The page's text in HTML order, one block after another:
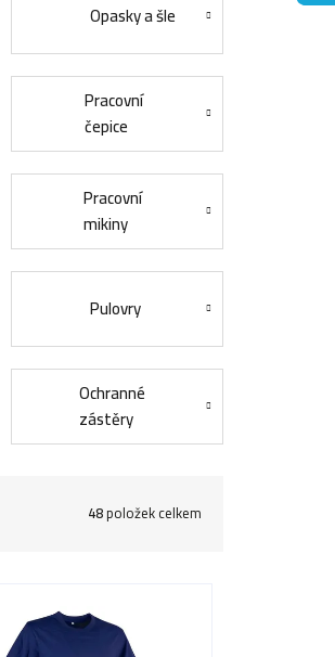
Opasky a šle
Pracovní
čepice
Pracovní
mikiny
Pulovry
Ochranné
zástěry
48položek celkem